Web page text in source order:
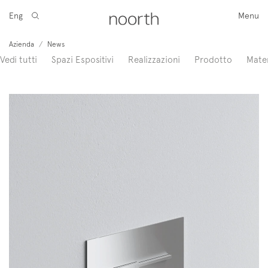
Menu
Eng
Azienda / News
Vedi tutti Spazi Espositivi Realizzazioni Prodotto